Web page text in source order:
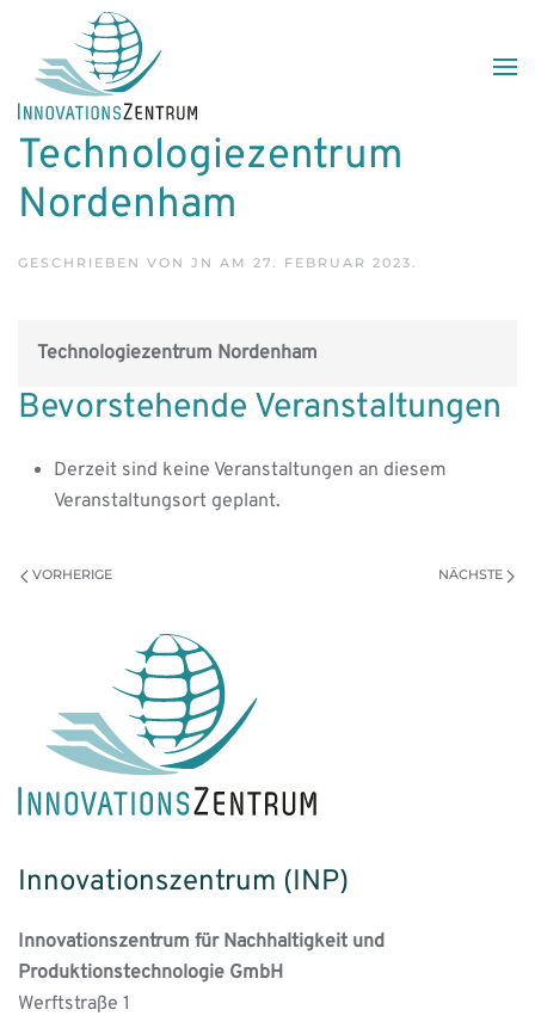
Skip to main content
Technologiezentrum
Nordenham
GESCHRIEBEN VON JN AM 27. FEBRUAR 2023.
Technologiezentrum Nordenham
Bevorstehende Veranstaltungen
Derzeit sind keine Veranstaltungen an diesem
Veranstaltungsort geplant.
VORHERIGE NÄCHSTE
Innovationszentrum (INP)
Innovationszentrum für Nachhaltigkeit und
Produktionstechnologie GmbH
Werftstraße 1